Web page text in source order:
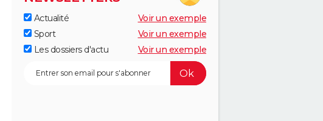
Actualité
Voir un exemple
Sport
Voir un exemple
Les dossiers d'actu
Voir un exemple